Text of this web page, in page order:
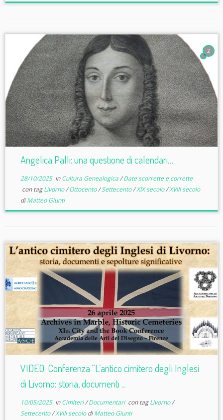
2
Angelica Palli: una questione di calendari…
28/10/2025inCultura Genealogica/Date scorrette e corrette
con tagLivorno/Ottocento/Settecento/XIX secolo/XVIII secolo
diMatteo Giunti
VIDEO: Conferenza “L’antico cimitero degli Inglesi
di Livorno: storia, documenti ...
10/05/2025inCimiteri/Documentari con tagLivorno/
Settecento/XVIII secolodiMatteo Giunti